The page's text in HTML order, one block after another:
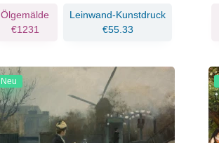
Ölgemälde
€1231
Leinwand-Kunstdruck
€55.33
Neu